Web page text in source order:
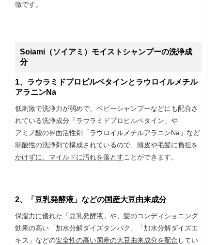
徴です。
Soiami（ソイアミ）モイストシャンプーの洗浄成
分
1、 ラウラミドプロピルベタインとラウロイルメチル
アラニンNa
低刺激で洗浄力が弱めで、ベビーシャンプーなどにも配合さ
れている洗浄成分「ラウラミドプロピルベタイン」や
アミノ酸の界面活性剤「ラウロイルメチルアラニンNa」など
弱酸性の洗浄剤で構成されているので、 頭皮や毛髪に負担を
かけずに、マイルドに汚れを落とすことができます。
2、「豆乳発酵液」などの国産大豆由来成分
保湿力に優れた「豆乳発酵液」や、髪のコンディショニング
効果の高い「加水分解ダイズタンパク」「加水分解ダイズエ
キス」などの安全性の高い国産の大豆由来成分を配合 してい